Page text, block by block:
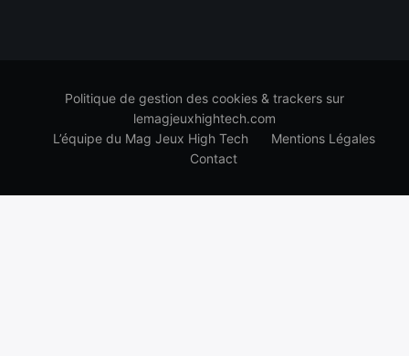
Politique de gestion des cookies & trackers sur
lemagjeuxhightech.com
L’équipe du Mag Jeux High Tech
Mentions Légales
Contact